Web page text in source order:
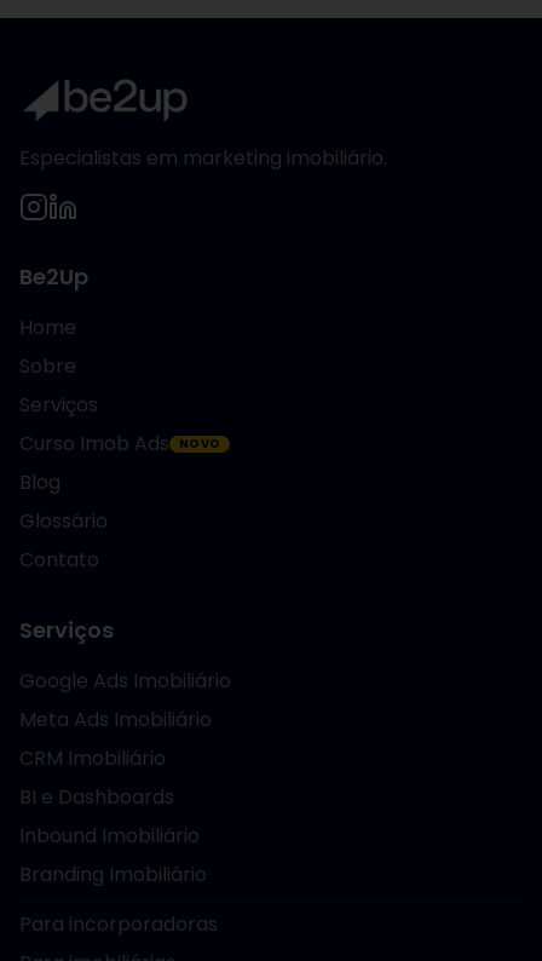
Especialistas em marketing imobiliário.
Be2Up
Home
Sobre
Serviços
Curso Imob Ads
NOVO
Blog
Glossário
Contato
Serviços
Google Ads Imobiliário
Meta Ads Imobiliário
CRM Imobiliário
BI e Dashboards
Inbound Imobiliário
Branding Imobiliário
Para incorporadoras